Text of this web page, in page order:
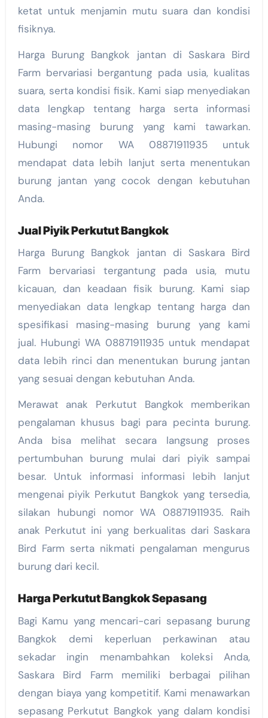
ketat untuk menjamin mutu suara dan kondisi
fisiknya.
Harga Burung Bangkok jantan di Saskara Bird
Farm bervariasi bergantung pada usia, kualitas
suara, serta kondisi fisik. Kami siap menyediakan
data lengkap tentang harga serta informasi
masing-masing burung yang kami tawarkan.
Hubungi nomor WA 08871911935 untuk
mendapat data lebih lanjut serta menentukan
burung jantan yang cocok dengan kebutuhan
Anda.
Jual Piyik Perkutut Bangkok
Harga Burung Bangkok jantan di Saskara Bird
Farm bervariasi tergantung pada usia, mutu
kicauan, dan keadaan fisik burung. Kami siap
menyediakan data lengkap tentang harga dan
spesifikasi masing-masing burung yang kami
jual. Hubungi WA 08871911935 untuk mendapat
data lebih rinci dan menentukan burung jantan
yang sesuai dengan kebutuhan Anda.
Merawat anak Perkutut Bangkok memberikan
pengalaman khusus bagi para pecinta burung.
Anda bisa melihat secara langsung proses
pertumbuhan burung mulai dari piyik sampai
besar. Untuk informasi informasi lebih lanjut
mengenai piyik Perkutut Bangkok yang tersedia,
silakan hubungi nomor WA 08871911935. Raih
anak Perkutut ini yang berkualitas dari Saskara
Bird Farm serta nikmati pengalaman mengurus
burung dari kecil.
Harga Perkutut Bangkok Sepasang
Bagi Kamu yang mencari-cari sepasang burung
Bangkok demi keperluan perkawinan atau
sekadar ingin menambahkan koleksi Anda,
Saskara Bird Farm memiliki berbagai pilihan
dengan biaya yang kompetitif. Kami menawarkan
sepasang Perkutut Bangkok yang dalam kondisi